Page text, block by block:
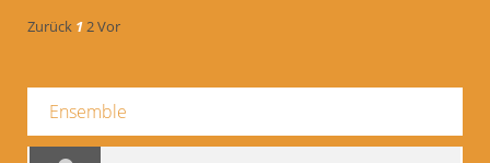
Zurück 12Vor
Ensemble